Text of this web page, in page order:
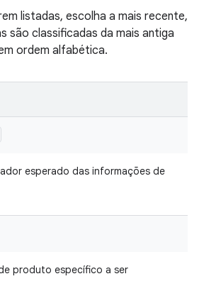
listadas, escolha a mais recente,
são classificadas da mais antiga
ordem alfabética.
esperado das informações de
produto específico a ser